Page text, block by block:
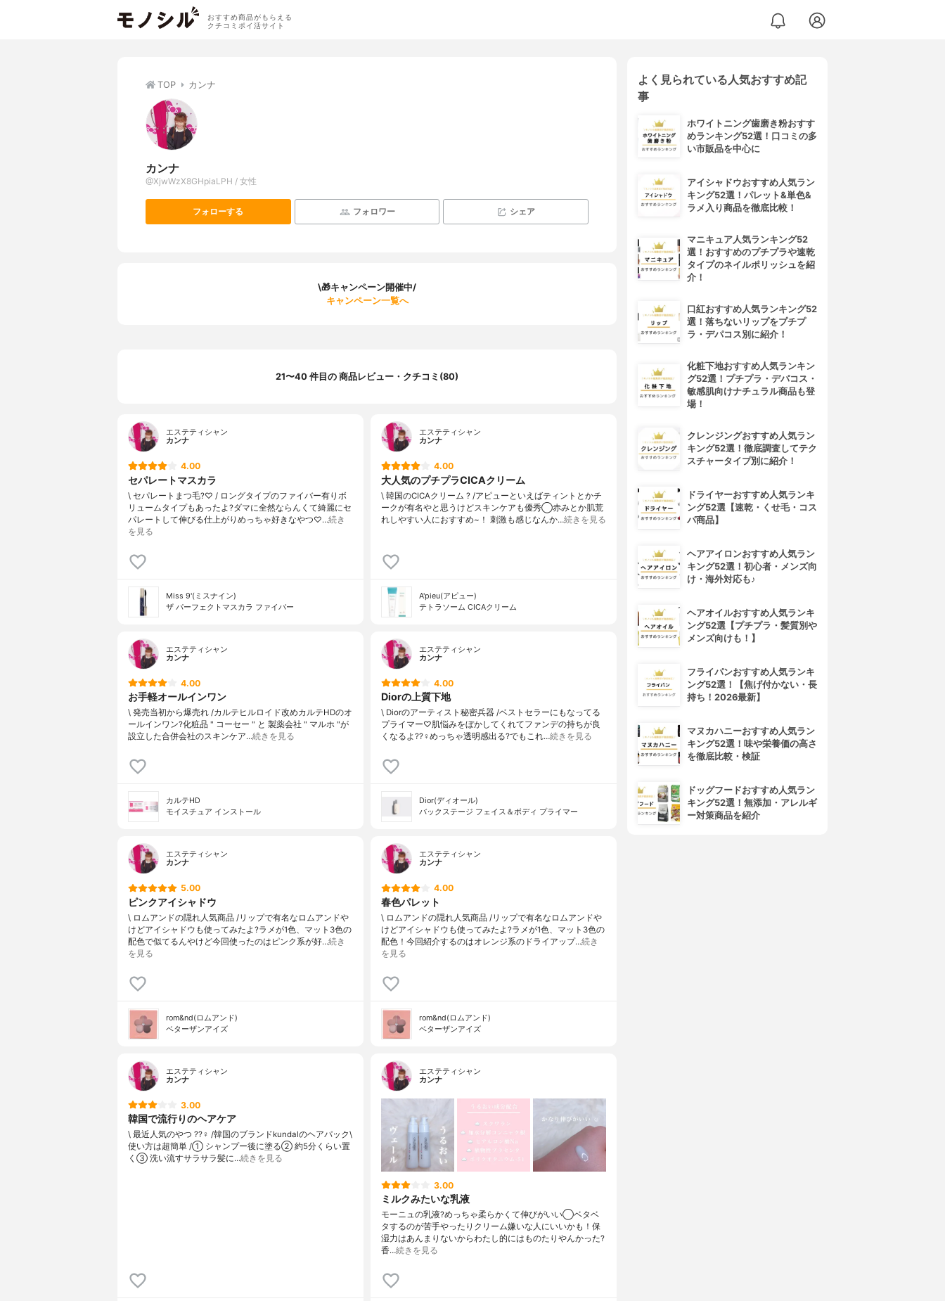
おすすめ商品がもらえる
クチコミポイ活サイト
TOP カンナ
カンナ
@XjwWzX8GHpiaLPH / 女性
フォローする フォロワー シェア
\🎁キャンペーン開催中/
キャンペーン一覧へ
21〜40 件目の 商品レビュー・クチコミ(80)
エステティシャン
カンナ
4.00
セパレートマスカラ
\ セパレートまつ毛?♡ / ロングタイプのファイバー有りボ
リュームタイプもあったよ?ダマに全然ならんくて綺麗にセ
パレートして伸びる仕上がりめっちゃ好きなやつ♡…続き
を見る
Miss 9'(ミスナイン)
ザ パーフェクトマスカラ ファイバー
エステティシャン
カンナ
4.00
大人気のプチプラCICAクリーム
\ 韓国のCICAクリーム ? /アピューといえばティントとかチ
ークが有名やと思うけどスキンケアも優秀◯赤みとか肌荒
れしやすい人におすすめ~！ 刺激も感じなんか…続きを見る
A'pieu(アピュー)
テトラソーム CICAクリーム
エステティシャン
カンナ
4.00
お手軽オールインワン
\ 発売当初から爆売れ /カルテヒルロイド改めカルテHDのオ
ールインワン?化粧品 " コーセー " と 製薬会社 " マルホ "が
設立した合併会社のスキンケア…続きを見る
カルテHD
モイスチュア インストール
エステティシャン
カンナ
4.00
Diorの上質下地
\ Diorのアーティスト秘密兵器 /ベストセラーにもなってる
プライマー♡肌悩みをぼかしてくれてファンデの持ちが良
くなるよ??‍♀️めっちゃ透明感出る?でもこれ…続きを見る
Dior(ディオール)
バックステージ フェイス＆ボディ プライマー
エステティシャン
カンナ
5.00
ピンクアイシャドウ
\ ロムアンドの隠れ人気商品 /リップで有名なロムアンドや
けどアイシャドウも使ってみたよ?ラメが1色、マット3色の
配色で似てるんやけど今回使ったのはピンク系が好…続き
を見る
rom&nd(ロムアンド)
ベターザンアイズ
エステティシャン
カンナ
4.00
春色パレット
\ ロムアンドの隠れ人気商品 /リップで有名なロムアンドや
けどアイシャドウも使ってみたよ?ラメが1色、マット3色の
配色！今回紹介するのはオレンジ系のドライアップ…続き
を見る
rom&nd(ロムアンド)
ベターザンアイズ
エステティシャン
カンナ
3.00
韓国で流行りのヘアケア
\ 最近人気のやつ ??‍♀️ /韓国のブランドkundalのヘアパック\
使い方は超簡単 /① シャンプー後に塗る② 約5分くらい置
く③ 洗い流すサラサラ髪に…続きを見る
エステティシャン
カンナ
3.00
ミルクみたいな乳液
モーニュの乳液?めっちゃ柔らかくて伸びがいい◯ベタベ
タするのが苦手やったりクリーム嫌いな人にいいかも！保
湿力はあんまりないからわたし的にはものたりやんかった?
香…続きを見る
よく見られている人気おすすめ記
事
ホワイトニング歯磨き粉おすす
めランキング52選！口コミの多
い市販品を中心に
アイシャドウおすすめ人気ラン
キング52選！パレット&単色&
ラメ入り商品を徹底比較！
マニキュア人気ランキング52
選！おすすめのプチプラや速乾
タイプのネイルポリッシュを紹
介！
口紅おすすめ人気ランキング52
選！落ちないリップをプチプ
ラ・デパコス別に紹介！
化粧下地おすすめ人気ランキン
グ52選！プチプラ・デパコス・
敏感肌向けナチュラル商品も登
場！
クレンジングおすすめ人気ラン
キング52選！徹底調査してテク
スチャータイプ別に紹介！
ドライヤーおすすめ人気ランキ
ング52選【速乾・くせ毛・コス
パ商品】
ヘアアイロンおすすめ人気ラン
キング52選！初心者・メンズ向
け・海外対応も♪
ヘアオイルおすすめ人気ランキ
ング52選【プチプラ・髪質別や
メンズ向けも！】
フライパンおすすめ人気ランキ
ング52選！【焦げ付かない・長
持ち！2026最新】
マヌカハニーおすすめ人気ラン
キング52選！味や栄養価の高さ
を徹底比較・検証
ドッグフードおすすめ人気ラン
キング52選！無添加・アレルギ
ー対策商品を紹介